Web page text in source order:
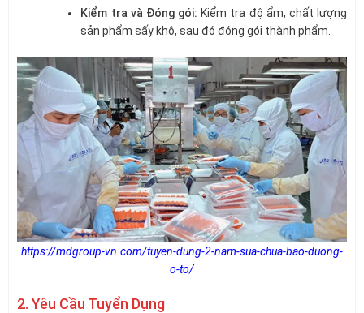
Kiểm tra và Đóng gói: Kiểm tra độ ẩm, chất lượng
sản phẩm sấy khô, sau đó đóng gói thành phẩm.
https://mdgroup-vn.com/tuyen-dung-2-nam-sua-chua-bao-duong-
o-to/
2. Yêu Cầu Tuyển Dụng